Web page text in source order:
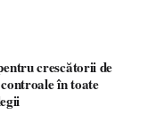
crescătorii de
în toate